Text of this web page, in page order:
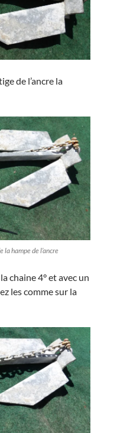
de l’ancre la
hampe de l’ancre
chaine 4° et avec un
les comme sur la